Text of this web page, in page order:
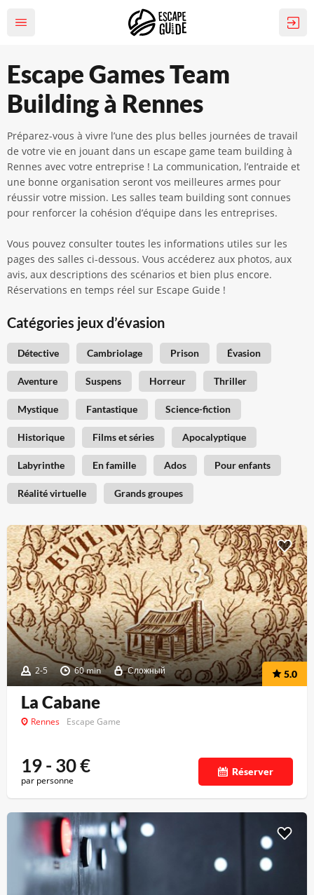
Escape Games Team
Building à Rennes
Préparez-vous à vivre l’une des plus belles journées de travail
de votre vie en jouant dans un escape game team building à
Rennes avec votre entreprise ! La communication, l’entraide et
une bonne organisation seront vos meilleures armes pour
réussir votre mission. Les salles team building sont connues
pour renforcer la cohésion d’équipe dans les entreprises.
Vous pouvez consulter toutes les informations utiles sur les
pages des salles ci-dessous. Vous accéderez aux photos, aux
avis, aux descriptions des scénarios et bien plus encore.
Réservations en temps réel sur Escape Guide !
Catégories jeux d’évasion
Détective Cambriolage Prison Évasion
Aventure Suspens Horreur Thriller
Mystique Fantastique Science-fiction
Historique Films et séries Apocalyptique
Labyrinthe En famille Ados Pour enfants
Réalité virtuelle Grands groupes
2-5 60 min Сложный 5.0
La Cabane
Rennes Escape Game
19 - 30€
par personne
Réserver